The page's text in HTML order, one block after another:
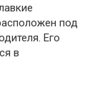
под
Его
в